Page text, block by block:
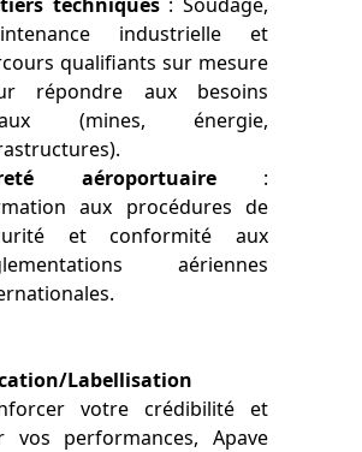
industrielle et
qualifiants sur mesure
répondre aux besoins
(mines, énergie,
aéroportuaire:
aux procédures de
et conformité aux
aériennes
Labellisation
votre crédibilité et
vos performances, Apave